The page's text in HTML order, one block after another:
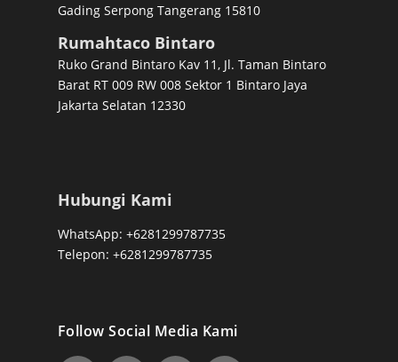
Gading Serpong Tangerang 15810
Rumahtaco Bintaro
Ruko Grand Bintaro Kav 11, Jl. Taman Bintaro
Barat RT 009 RW 008 Sektor 1 Bintaro Jaya
Jakarta Selatan 12330
Hubungi Kami
WhatsApp: +6281299787735
Telepon: +6281299787735
Follow Social Media Kami